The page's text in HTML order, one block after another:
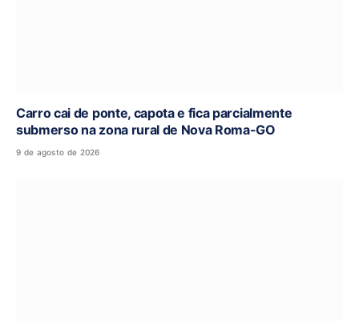
Carro cai de ponte, capota e fica parcialmente
submerso na zona rural de Nova Roma-GO
9 de agosto de 2026